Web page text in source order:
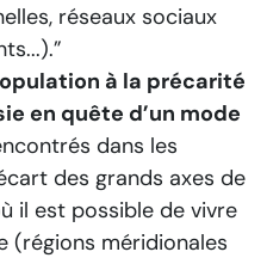
réseaux sociaux
à la précarité
en quête d’un mode
dans les
des grands axes de
il est possible de vivre
(régions méridionales